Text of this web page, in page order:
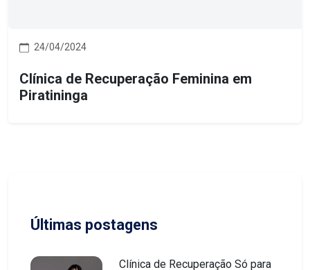
24/04/2024
Clínica de Recuperação Feminina em
Piratininga
Últimas postagens
Clínica de Recuperação Só para